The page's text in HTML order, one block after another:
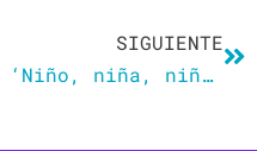
SIGUIENTE
‘Niño, niña, niñe’